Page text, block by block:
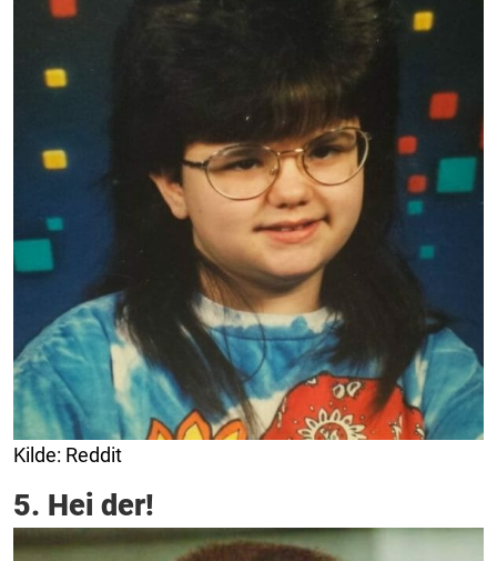
Kilde: Reddit
5. Hei der!